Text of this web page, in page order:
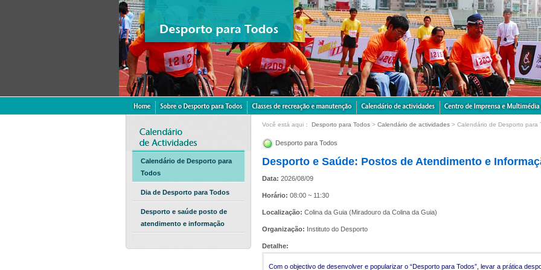
Calendário de Desporto para
Todos
Dia de Desporto para Todos
Desporto e saúde posto de
atendimento e informação
Você está aqui： Desporto para Todos > Calendário de actividades > Calendário de Desporto para
Desporto para Todos
Desporto e Saúde: Postos de Atendimento e
Data: 2026/08/09
Horário: 08:00 ~ 11:30
Localização: Colina da Guia (Miradouro da Colina da Guia)
Organização: Instituto do Desporto
Detalhe:
Com o objectivo de desenvolver e popularizar o “Desporto para Todos”, levar a prática